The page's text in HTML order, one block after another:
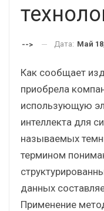
--> Дата: Май
Как сообщает
приобрела
использующую
интеллекта для
называемых
термином
данных
Применение